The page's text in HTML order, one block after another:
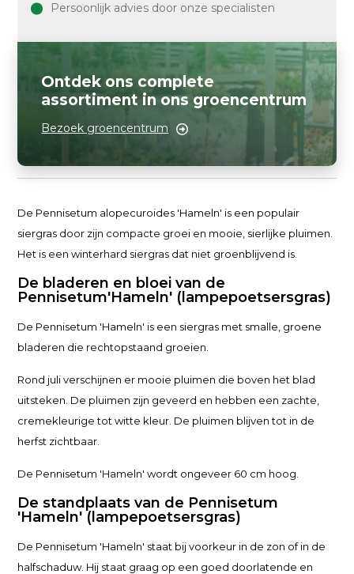
Persoonlijk advies door onze specialisten
Ontdek ons complete
assortiment in ons groencentrum
Bezoek groencentrum
De Pennisetum alopecuroides 'Hameln' is een populair
siergras door zijn compacte groei en mooie, sierlijke pluimen.
Het is een winterhard siergras dat niet groenblijvend is.
De bladeren en bloei van de
Pennisetum'Hameln' (lampepoetsersgras)
De Pennisetum 'Hameln' is een siergras met smalle, groene
bladeren die rechtopstaand groeien.
Rond juli verschijnen er mooie pluimen die boven het blad
uitsteken. De pluimen zijn geveerd en hebben een zachte,
cremekleurige tot witte kleur. De pluimen blijven tot in de
herfst zichtbaar.
De Pennisetum 'Hameln' wordt ongeveer 60 cm hoog.
De standplaats van de Pennisetum
'Hameln' (lampepoetsersgras)
De Pennisetum 'Hameln' staat bij voorkeur in de zon of in de
halfschaduw. Hij staat graag op een goed doorlatende en